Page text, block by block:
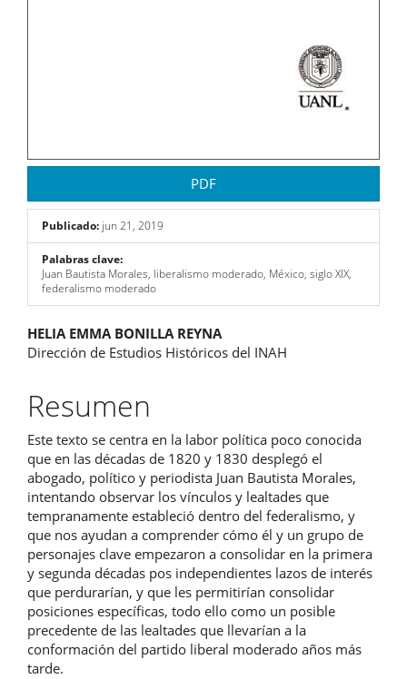
PDF
Publicado: jun 21, 2019
Palabras clave:
Juan Bautista Morales, liberalismo moderado, México, siglo XIX,
federalismo moderado
Contenido
principal
del
artículo
HELIA EMMA BONILLA REYNA
Dirección de Estudios Históricos del INAH
Resumen
Este texto se centra en la labor política poco conocida
que en las décadas de 1820 y 1830 desplegó el
abogado, político y periodista Juan Bautista Morales,
intentando observar los vínculos y lealtades que
tempranamente estableció dentro del federalismo, y
que nos ayudan a comprender cómo él y un grupo de
personajes clave empezaron a consolidar en la primera
y segunda décadas pos independientes lazos de interés
que perdurarían, y que les permitirían consolidar
posiciones específicas, todo ello como un posible
precedente de las lealtades que llevarían a la
conformación del partido liberal moderado años más
tarde.